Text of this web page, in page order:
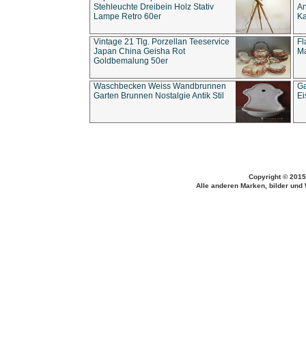
Stehleuchte Dreibein Holz Stativ
Lampe Retro 60er
Vintage 21 Tlg. Porzellan Teeservice
Japan China Geisha Rot
Goldbemalung 50er
Waschbecken Weiss Wandbrunnen
Garten Brunnen Nostalgie Antik Stil
Copyright ©
Alle anderen Marken, bilder und